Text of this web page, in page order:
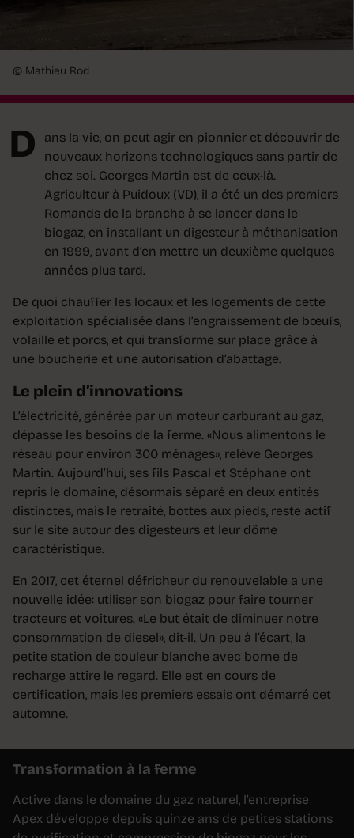
© Mathieu Rod
D
ans la vie, on peut agir en pionnier et découvrir de
nouveaux horizons technologiques sans partir de
chez soi. Georges Martin est de ceux-là.
Agriculteur à Puidoux (VD), il a été un des premiers
Romands de la branche à se lancer dans le
biogaz, en installant un digesteur à méthanisation
en 1999, avant d’en mettre un deuxième quelques
années plus tard.
De quoi chauffer les locaux et les logements de cette
exploitation spécialisée dans l’engraissement de bœufs,
volaille et porcs, et qui transforme sur place grâce à
une boucherie et une autorisation d’abattage.
Le plein d’innovations
L’électricité, générée par un moteur carburant au gaz,
dépasse les besoins de la ferme. «Nous alimentons le
réseau pour environ 300 ménages», relève Georges
Martin. Aujourd’hui, ses fils Pascal et Stéphane ont
repris le domaine, désormais séparé en deux entités
distinctes, mais le retraité, bottes aux pieds, reste actif
sur le site autour des digesteurs et leur dôme
caractéristique.
En 2017, cet éternel défricheur du renouvelable a une
nouvelle idée: utiliser son biogaz pour faire tourner
tracteurs et voitures. «Le but était de diminuer notre
consommation de diesel», dit-il. Un peu à l’écart, la
petite station de couleur blanche avec borne de
recharge attire le regard. Elle est en cours de
certification, mais les premiers essais ont démarré cet
automne.
Transformation à la ferme
Active dans le domaine du gaz naturel, l’entreprise
Apex développe depuis quinze ans de petites stations